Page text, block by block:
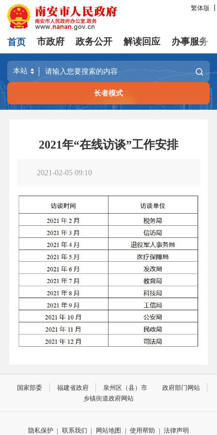
繁体版
首页 市政府 政务公开 解读回应 办事服务
长者模式
2021年“在线访谈”工作安排
2021-02-05 09:10
国家部委 福建省政府 泉州区（县）市
政府部门网站
乡镇街道政府网站
隐私保护 | 联系我们 | 网站地图 | 使用帮助 | 法律声明